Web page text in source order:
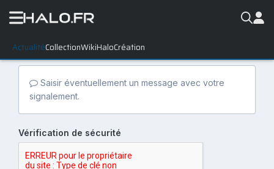
ActualitéCollectionWikiHaloCréation
Saisir éventuellement un message avec votre
signalement.
Vérification de sécurité